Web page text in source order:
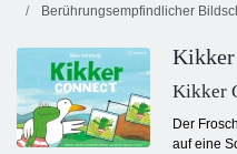
Berührungsempfindlicher
Kikker
Kikker
Der
auf eine